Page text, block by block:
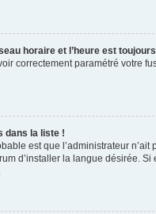
horaire et l’heure est
correctement paramétré votre
dans la liste !
est que l’administrateur
d’installer la langue désirée.